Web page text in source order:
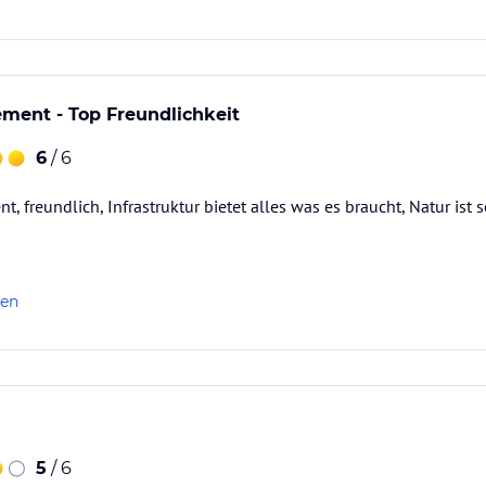
- Top Freundlichkeit
6 / 6
freundlich, Infrastruktur bietet alles was es braucht, Natur ist
5 / 6